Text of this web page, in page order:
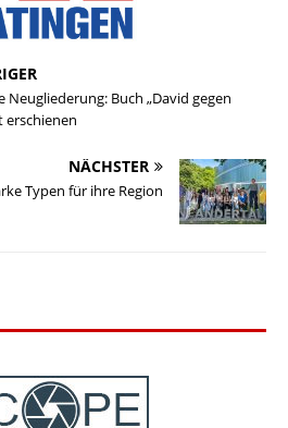
Neugliederung: Buch „David gegen
erschienen
NÄCHSTER
Typen für ihre Region